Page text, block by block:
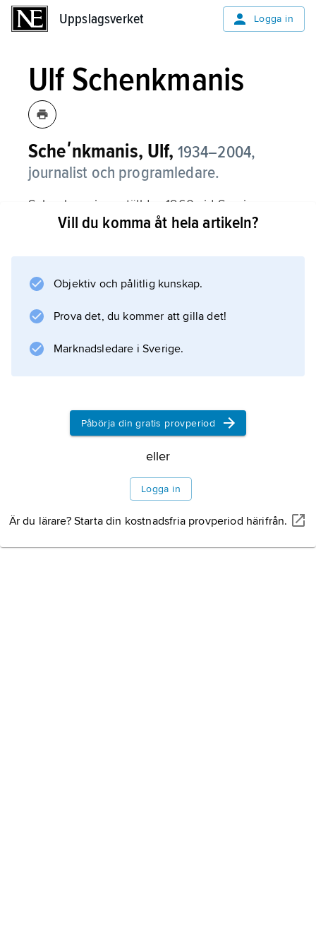
Uppslagsverket Logga in
Ulf Schenkmanis
Scheʹnkmanis, Ulf, 1934–2004,
journalist och programledare.
Schenkmanis anställdes 1960 vid Sveriges
Radio i Karlstad. Han ledde från 1979 program
Vill du komma åt hela artikeln?
Objektiv och pålitlig kunskap.
Prova det, du kommer att gilla det!
Marknadsledare i Sverige.
Påbörja din gratis provperiod
eller
Logga in
Är du lärare? Starta din kostnadsfria provperiod härifrån.